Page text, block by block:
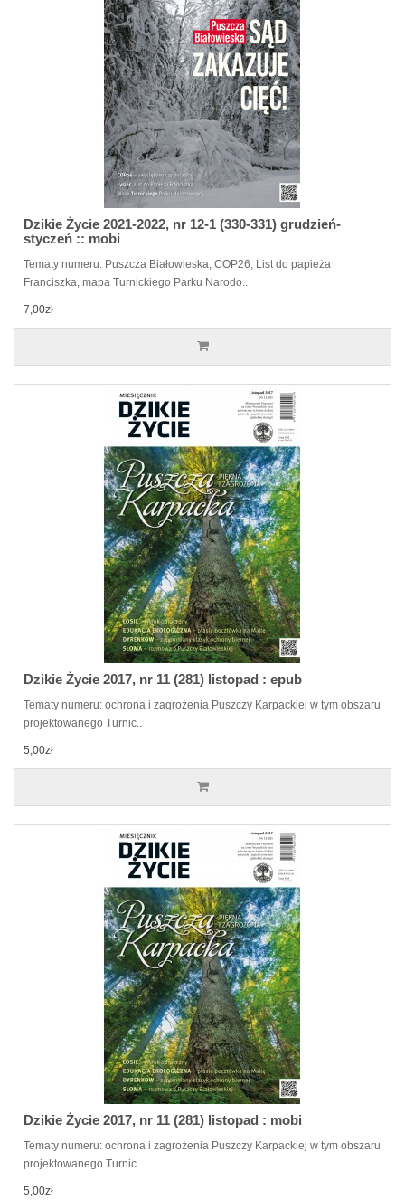
Dzikie Życie 2021-2022, nr 12-1 (330-331) grudzień-
styczeń :: mobi
Tematy numeru: Puszcza Białowieska, COP26, List do papieża
Franciszka, mapa Turnickiego Parku Narodo..
7,00zł
Dzikie Życie 2017, nr 11 (281) listopad : epub
Tematy numeru: ochrona i zagrożenia Puszczy Karpackiej w tym obszaru
projektowanego Turnic..
5,00zł
Dzikie Życie 2017, nr 11 (281) listopad : mobi
Tematy numeru: ochrona i zagrożenia Puszczy Karpackiej w tym obszaru
projektowanego Turnic..
5,00zł